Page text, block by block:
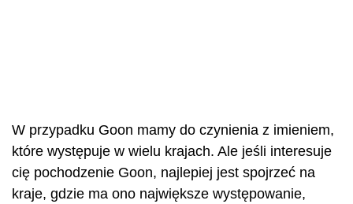
W przypadku Goon mamy do czynienia z imieniem,
które występuje w wielu krajach. Ale jeśli interesuje
cię pochodzenie Goon, najlepiej jest spojrzeć na
kraje, gdzie ma ono największe występowanie,